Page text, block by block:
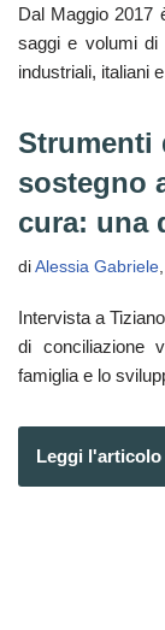
Dal Maggio 2017
saggi e volumi di
industriali, italiani
Strumenti
sostegno
cura: una
di Alessia Gabriele,
Intervista a
di conciliazione
famiglia e lo
Leggi l'articolo